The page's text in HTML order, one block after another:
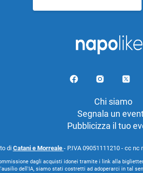
per:
Chi siamo
Segnala un
Pubblicizza il tuo
diCatani e Morreale - P.IVA 09051111210 - cc nc
dagli acquisti idonei tramite i link alla
dell'IA, siamo stati costretti ad adoperarci in tal